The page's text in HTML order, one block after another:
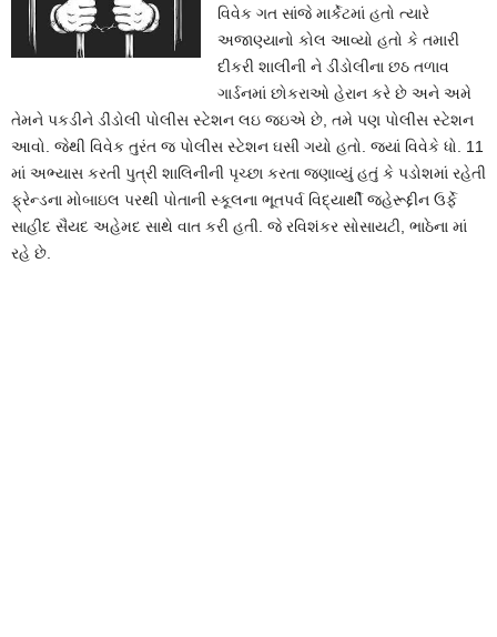
વિવેક ગત સાંજે માર્કેટમાં હતો ત્યારે
અજાણ્યાનો કોલ આવ્યો હતો કે તમારી
દીકરી શાલીની ને ડીંડોલીના છઠ તળાવ
ગાર્ડનમાં છોકરાઓ હેરાન કરે છે અને અમે
તેમને પકડીને ડીંડોલી પોલીસ સ્ટેશન લઇ જઇએ છે, તમે પણ પોલીસ સ્ટેશન
આવો. જેથી વિવેક તુરંત જ પોલીસ સ્ટેશન ઘસી ગયો હતો. જયાં વિવેકે ધો. 11
માં અભ્યાસ કરતી પુત્રી શાલિનીની પૃચ્છા કરતા જણાવ્યું હતું કે પડોશમાં રહેતી
ફ્રેન્ડના મોબાઇલ પરથી પોતાની સ્કૂલના ભૂતપર્વ વિદ્યાર્થી જહેરૂદ્દીન ઉર્ફે
સાહીદ સૈયદ અહેમદ સાથે વાત કરી હતી. જે રવિશંકર સોસાયટી, ભાઠેના માં
રહે છે.